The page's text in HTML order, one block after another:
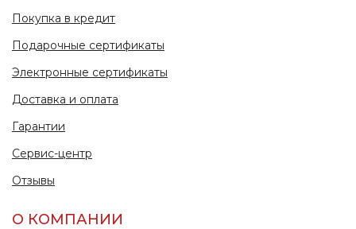
Покупка в кредит
Подарочные сертификаты
Электронные сертификаты
Доставка и оплата
Гарантии
Сервис-центр
Отзывы
О КОМПАНИИ